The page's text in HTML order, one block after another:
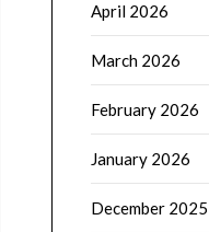
April 2026
March 2026
February 2026
January 2026
December 2025